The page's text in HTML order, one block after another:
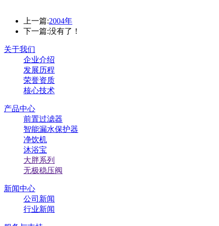
上一篇:2004年
下一篇:没有了！
关于我们
企业介绍
发展历程
荣誉资质
核心技术
产品中心
前置过滤器
智能漏水保护器
净饮机
沐浴宝
大胖系列
⽆极稳压阀
新闻中心
公司新闻
行业新闻